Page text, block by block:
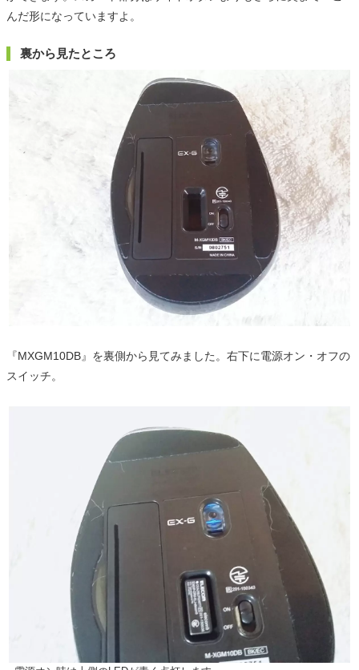
んだ形になっていますよ。
裏から見たところ
『MXGM10DB』を裏側から見てみました。右下に電源オン・オフの
スイッチ。